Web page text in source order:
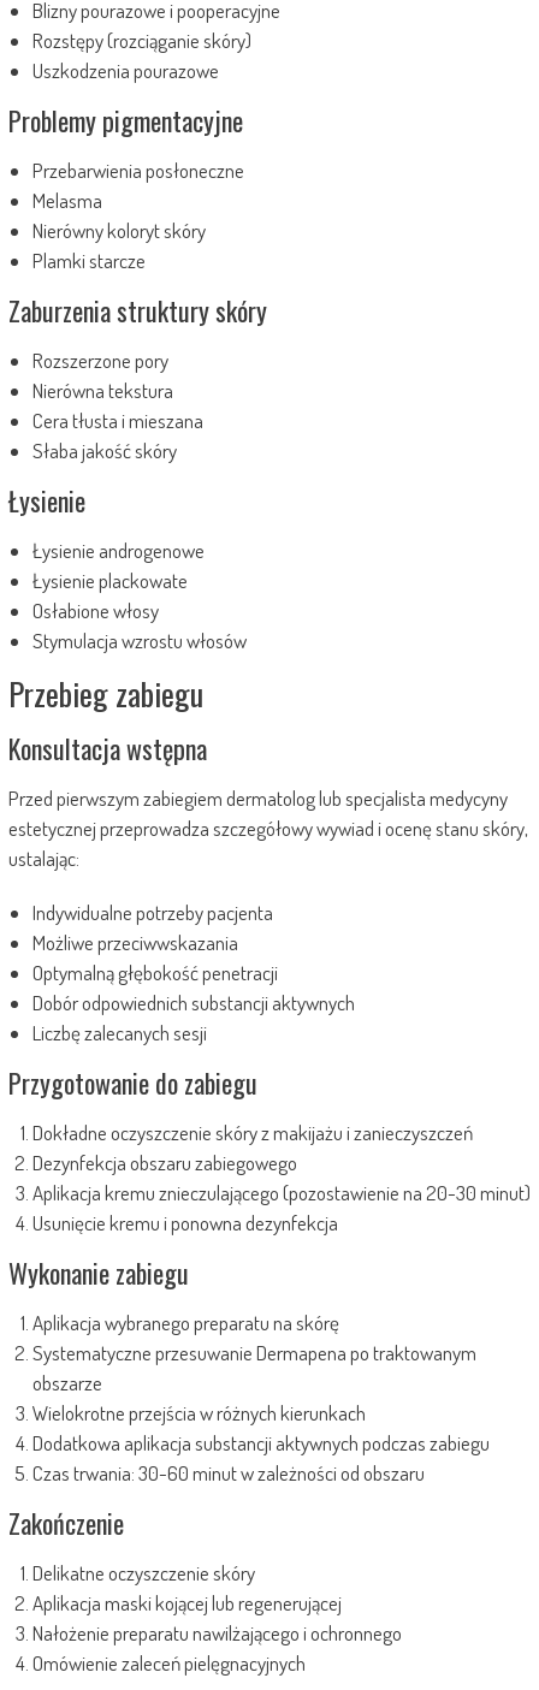
Blizny pourazowe i pooperacyjne
Rozstępy (rozciąganie skóry)
Uszkodzenia pourazowe
Problemy pigmentacyjne
Przebarwienia posłoneczne
Melasma
Nierówny koloryt skóry
Plamki starcze
Zaburzenia struktury skóry
Rozszerzone pory
Nierówna tekstura
Cera tłusta i mieszana
Słaba jakość skóry
Łysienie
Łysienie androgenowe
Łysienie plackowate
Osłabione włosy
Stymulacja wzrostu włosów
Przebieg zabiegu
Konsultacja wstępna
Przed pierwszym zabiegiem dermatolog lub specjalista medycyny
estetycznej przeprowadza szczegółowy wywiad i ocenę stanu skóry,
ustalając:
Indywidualne potrzeby pacjenta
Możliwe przeciwwskazania
Optymalną głębokość penetracji
Dobór odpowiednich substancji aktywnych
Liczbę zalecanych sesji
Przygotowanie do zabiegu
Dokładne oczyszczenie skóry z makijażu i zanieczyszczeń
Dezynfekcja obszaru zabiegowego
Aplikacja kremu znieczulającego (pozostawienie na 20-30 minut)
Usunięcie kremu i ponowna dezynfekcja
Wykonanie zabiegu
Aplikacja wybranego preparatu na skórę
Systematyczne przesuwanie Dermapena po traktowanym
obszarze
Wielokrotne przejścia w różnych kierunkach
Dodatkowa aplikacja substancji aktywnych podczas zabiegu
Czas trwania: 30-60 minut w zależności od obszaru
Zakończenie
Delikatne oczyszczenie skóry
Aplikacja maski kojącej lub regenerującej
Nałożenie preparatu nawilżającego i ochronnego
Omówienie zaleceń pielęgnacyjnych